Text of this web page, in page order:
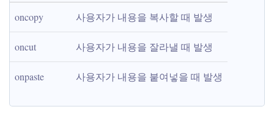
oncopy 사용자가 내용을 복사할 때 발생
oncut 사용자가 내용을 잘라낼 때 발생
onpaste 사용자가 내용을 붙여넣을 때 발생